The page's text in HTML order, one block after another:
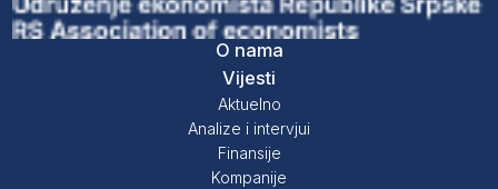
O nama
Vijesti
Aktuelno
Analize i intervjui
Finansije
Kompanije